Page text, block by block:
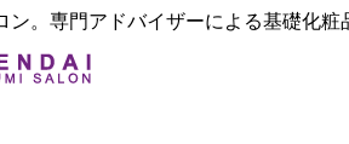
。専門アドバイザーによる基礎化